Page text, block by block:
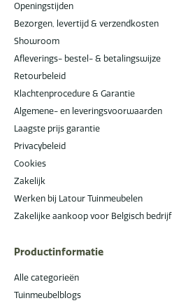
Openingstijden
Bezorgen, levertijd & verzendkosten
Showroom
Afleverings- bestel- & betalingswijze
Retourbeleid
Klachtenprocedure & Garantie
Algemene- en leveringsvoorwaarden
Laagste prijs garantie
Privacybeleid
Cookies
Zakelijk
Werken bij Latour Tuinmeubelen
Zakelijke aankoop voor Belgisch bedrijf
Productinformatie
Alle categorieën
Tuinmeubelblogs